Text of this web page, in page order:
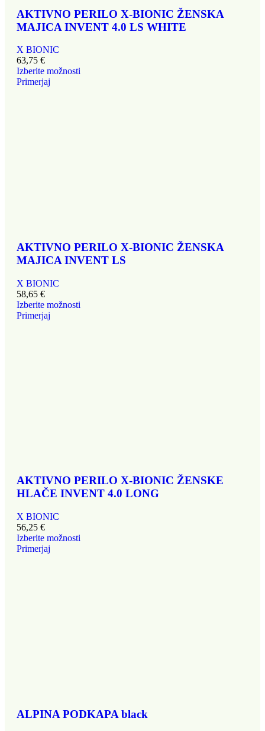
AKTIVNO PERILO X-BIONIC ŽENSKA
MAJICA INVENT 4.0 LS WHITE
X BIONIC
63,75 €
Izberite možnosti
Primerjaj
AKTIVNO PERILO X-BIONIC ŽENSKA
MAJICA INVENT LS
X BIONIC
58,65 €
Izberite možnosti
Primerjaj
AKTIVNO PERILO X-BIONIC ŽENSKE
HLAČE INVENT 4.0 LONG
X BIONIC
56,25 €
Izberite možnosti
Primerjaj
ALPINA PODKAPA black